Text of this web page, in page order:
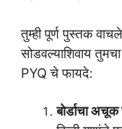
तुम्ही पूर्ण पुस्तक
सोडवल्याशिवाय
PYQ चे फायदे:
बोर्डाचा